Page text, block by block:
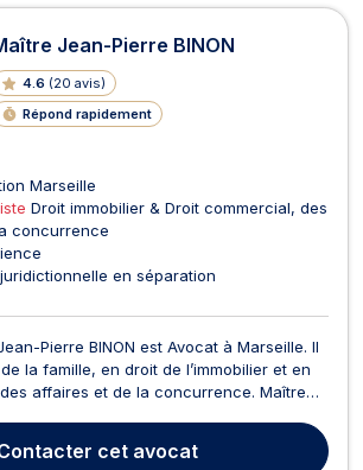
Jean-Pierre BINON
4.6 (20 avis)
Répond rapidement
Marseille
Droit immobilier & Droit commercial, des
concurrence
en séparation
Pierre BINON est Avocat à Marseille. Il
la famille, en droit de l’immobilier et en
affaires et de la concurrence. Maître
affaires relevant du divorce et de la
cet avocat